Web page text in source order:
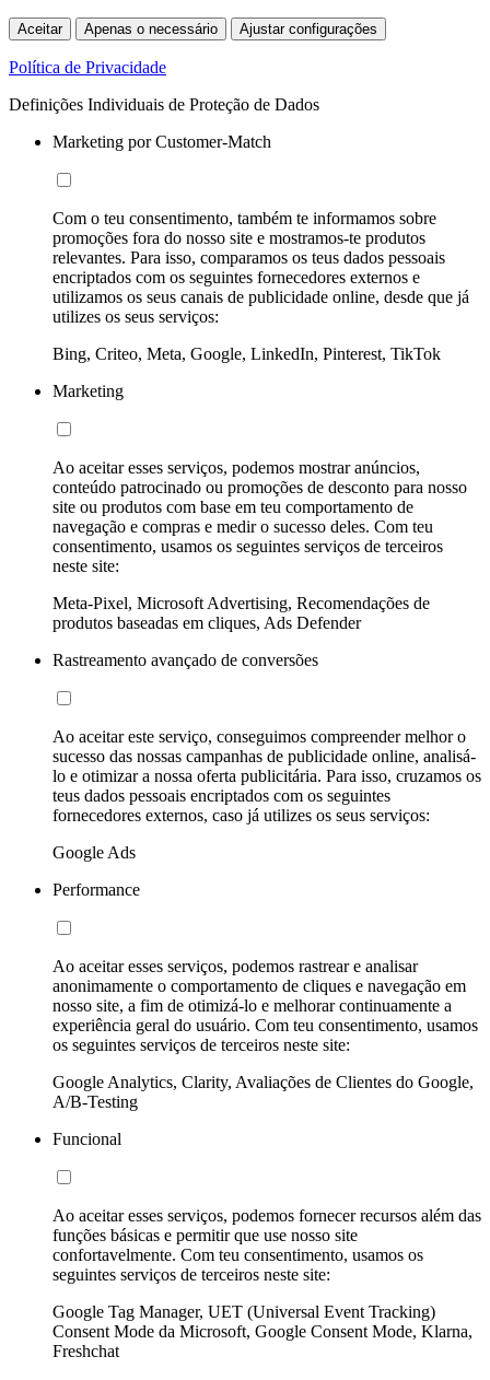
Aceitar Apenas o necessário Ajustar configurações
Política de Privacidade
Definições Individuais de Proteção de Dados
Marketing por Customer-Match
Com o teu consentimento, também te informamos sobre
promoções fora do nosso site e mostramos-te produtos
relevantes. Para isso, comparamos os teus dados pessoais
encriptados com os seguintes fornecedores externos e
utilizamos os seus canais de publicidade online, desde que já
utilizes os seus serviços:
Bing, Criteo, Meta, Google, LinkedIn, Pinterest, TikTok
Marketing
Ao aceitar esses serviços, podemos mostrar anúncios,
conteúdo patrocinado ou promoções de desconto para nosso
site ou produtos com base em teu comportamento de
navegação e compras e medir o sucesso deles. Com teu
consentimento, usamos os seguintes serviços de terceiros
neste site:
Meta-Pixel, Microsoft Advertising, Recomendações de
produtos baseadas em cliques, Ads Defender
Rastreamento avançado de conversões
Ao aceitar este serviço, conseguimos compreender melhor o
sucesso das nossas campanhas de publicidade online, analisá-
lo e otimizar a nossa oferta publicitária. Para isso, cruzamos os
teus dados pessoais encriptados com os seguintes
fornecedores externos, caso já utilizes os seus serviços:
Google Ads
Performance
Ao aceitar esses serviços, podemos rastrear e analisar
anonimamente o comportamento de cliques e navegação em
nosso site, a fim de otimizá-lo e melhorar continuamente a
experiência geral do usuário. Com teu consentimento, usamos
os seguintes serviços de terceiros neste site:
Google Analytics, Clarity, Avaliações de Clientes do Google,
A/B-Testing
Funcional
Ao aceitar esses serviços, podemos fornecer recursos além das
funções básicas e permitir que use nosso site
confortavelmente. Com teu consentimento, usamos os
seguintes serviços de terceiros neste site:
Google Tag Manager, UET (Universal Event Tracking)
Consent Mode da Microsoft, Google Consent Mode, Klarna,
Freshchat